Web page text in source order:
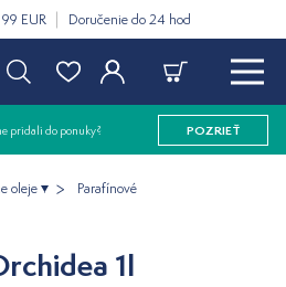
EUR Doručenie do 24 hod
pridali do ponuky? POZRIEŤ
oleje Parafínové
1l